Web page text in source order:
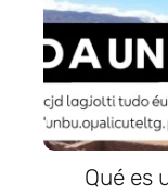
Qué es